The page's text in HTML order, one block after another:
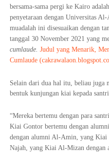
bersama-sama pergi ke Kairo
penyetaraan dengan Universitas
muadalah ini disesuaikan dengan
tanggal 30 November 2021 yang
cumlaude. Judul yang Menarik,
Cumlaude
Selain dari dua hal itu, beliau juga
bentuk kunjungan kiai kepada
“Mereka bertemu dengan para
Kiai Gontor bertemu dengan
dengan alumni Al-Amin, yang Kiai
Najah, yang Kiai Al-Mizan